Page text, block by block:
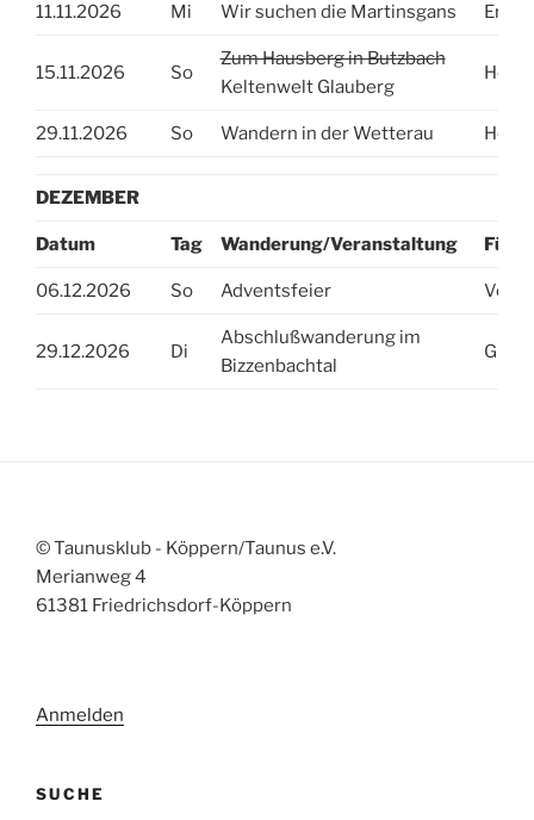
11.11.2026 Mi Wir suchen die Martinsgans Erika
15.11.2026 So
Zum Hausberg in Butzbach
Keltenwelt Glauberg
29.11.2026 So Wandern in der Wetterau
DEZEMBER
Datum Tag Wanderung/Veranstaltung
06.12.2026 So Adventsfeier
29.12.2026 Di
Abschlußwanderung im
Bizzenbachtal
© Taunusklub - Köppern/Taunus e.V.
Merianweg 4
61381 Friedrichsdorf-Köppern
Anmelden
SUCHE